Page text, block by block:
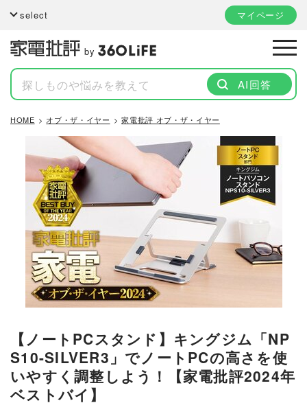
select マイページ
by
AI回答
HOME オブ・ザ・イヤー 家電批評 オブ・ザ・イヤー
【ノートPCスタンド】キングジム「NP
S10-SILVER3」でノートPCの高さを使
いやすく調整しよう！【家電批評2024年
ベストバイ】